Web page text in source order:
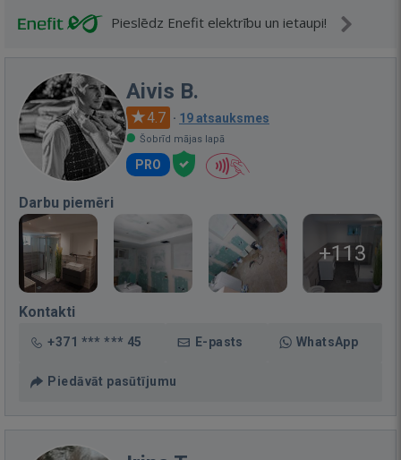
Pieslēdz Enefit elektrību un ietaupi!
Aivis B.
4.7 · 19 atsauksmes
Šobrīd mājas lapā
PRO
Darbu piemēri
+113
Kontakti
+371 *** *** 45 E-pasts WhatsApp
Piedāvāt pasūtījumu